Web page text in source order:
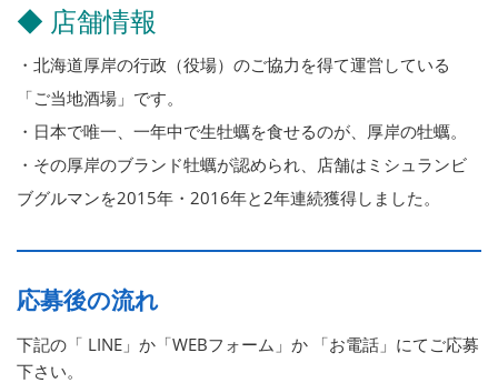
◆ 店舗情報
・北海道厚岸の行政（役場）のご協力を得て運営している
「ご当地酒場」です。
・日本で唯一、一年中で生牡蠣を食せるのが、厚岸の牡蠣。
・その厚岸のブランド牡蠣が認められ、店舗はミシュランビ
ブグルマンを2015年・2016年と2年連続獲得しました。
応募後の流れ
下記の「 LINE」か「WEBフォーム」か 「お電話」にてご応募
下さい。